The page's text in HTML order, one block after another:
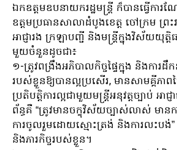
ឯកឧត្តមឧបនាយករដ្ឋមន្ត្រី ក៏បានធ្វើការ
ឧត្តមប្រធានសាលាដំបូងខេត្ត ចៅក្រម ព្រះរា
អាជ្ញារង ក្រឡាបញ្ជី និងមន្រ្តីក្នុងវិស័យ
មួយចំនួនដូចជា៖
១-ត្រូវពង្រឹងអភិបាលកិច្ចផ្ទៃក្នុង និងការដឹ
របស់ខ្លួនឱ្យបានល្អប្រសើរ, មានសាមគ្គីភាព
ប្រតិបត្តិការល្អជាមួយមន្ត្រីអនុវត្តច្បាប់ អាជ្
ព័ន្ធគឺ “ត្រូវមានចក្ខុវិស័យច្បាស់លាស់ មានកា
ការចូលរួមដោយស្មោះត្រង់ និងការលះបង់” ក្
និងភារកិច្ចរបស់ខ្លួន។